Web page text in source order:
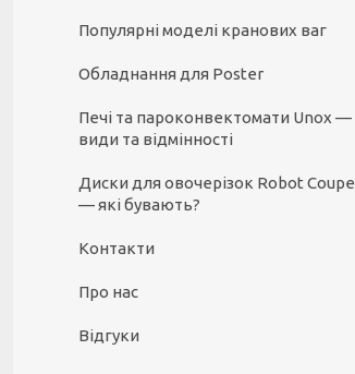
Популярні моделі кранових ваг
Обладнання для Poster
Печі та пароконвектомати Unox —
види та відмінності
Диски для овочерізок Robot Coupe
— які бувають?
Контакти
Про нас
Відгуки